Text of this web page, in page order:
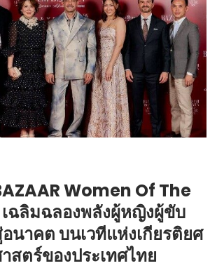
Women Of The
ฉลิมฉลองพลังผู้หญิงผู้ขับ
นาคต บนเวทีแห่งเกียรติยศ
สตร์ของประเทศไทย